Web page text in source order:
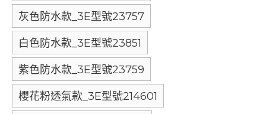
灰色防水款_3E型號23757
白色防水款_3E型號23851
紫色防水款_3E型號23759
櫻花粉透氣款_3E型號214601